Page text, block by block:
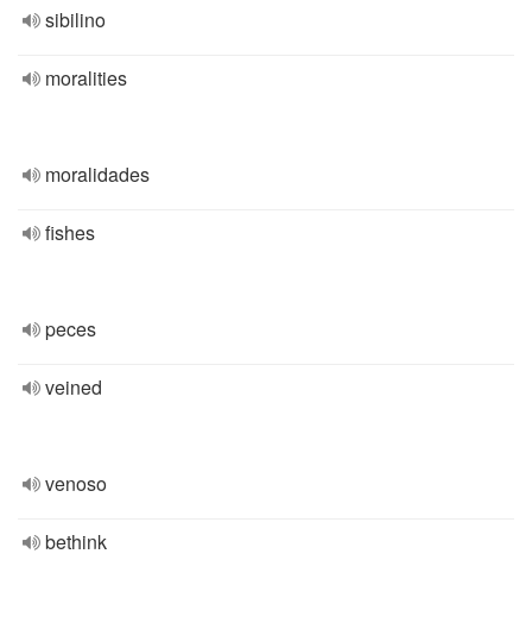
sibilino
moralities
moralidades
fishes
peces
veined
venoso
bethink